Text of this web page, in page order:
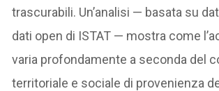
trascurabili. Un’analisi — basata su
dati open di ISTAT — mostra come
varia profondamente a seconda del
territoriale e sociale di provenienza